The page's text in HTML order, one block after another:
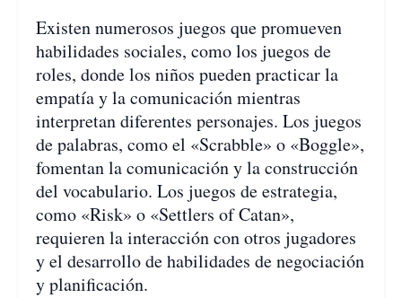
Existen numerosos juegos que promueven
habilidades sociales, como los juegos de
roles, donde los niños pueden practicar la
empatía y la comunicación mientras
interpretan diferentes personajes. Los juegos
de palabras, como el «Scrabble» o «Boggle»,
fomentan la comunicación y la construcción
del vocabulario. Los juegos de estrategia,
como «Risk» o «Settlers of Catan»,
requieren la interacción con otros jugadores
y el desarrollo de habilidades de negociación
y planificación.